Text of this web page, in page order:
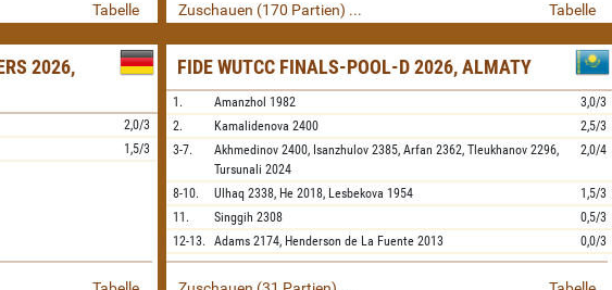
Tabelle Zuschauen (170 Partien) ... Tabelle
2026,
2,0/3
1,5/3
FIDE WUTCC FINALS-POOL-D 2026, ALMATY
1. Amanzhol 1982
3,0/3
2.
Kamalidenova 2400
2,5/3
3-7.
Akhmedinov 2400, Isanzhulov 2385, Arfan 2362, Tleukhanov 2296,
Tursunali 2024
2,0/4
8-10. Ulhaq 2338, He 2018, Lesbekova 1954
1,5/3
11.
Singgih 2308
0,5/3
12-13.
Adams 2174, Henderson de La Fuente 2013 0,0/3